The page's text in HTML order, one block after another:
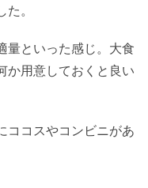
。
量といった感じ。大食
か用意しておくと良い
ココスやコンビニがあ